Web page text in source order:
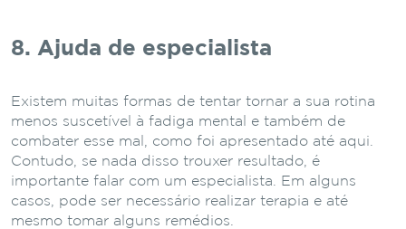
8. Ajuda de especialista
Existem muitas formas de tentar tornar a sua rotina
menos suscetível à fadiga mental e também de
combater esse mal, como foi apresentado até aqui.
Contudo, se nada disso trouxer resultado, é
importante falar com um especialista. Em alguns
casos, pode ser necessário realizar terapia e até
mesmo tomar alguns remédios.